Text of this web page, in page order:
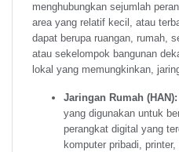
menghubungkan sejumlah
area yang relatif kecil, atau
dapat berupa ruangan, rumah,
atau sekelompok bangunan
lokal yang memungkinkan,
Jaringan Rumah (HAN):
yang digunakan untuk
perangkat digital yang
komputer pribadi,